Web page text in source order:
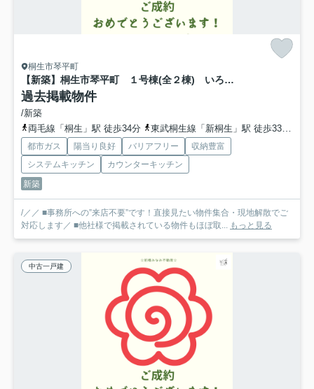
桐生市琴平町
【新築】桐生市琴平町 １号棟(全２棟) いろどりアイタウン 新築建売分譲
過去掲載物件
/新築
両毛線「桐生」駅 徒歩34分
東武桐生線「新桐生」駅 徒歩33分
都市ガス 陽当り良好 バリアフリー
収納豊富
システムキッチン
カウンターキッチン
新築
/／／ ■事務所への”来店不要”です！直接見たい物件集合・現地解散でご
対応します／ ■他社様で掲載されている物件もほぼ取...
もっと見る
中古一戸建